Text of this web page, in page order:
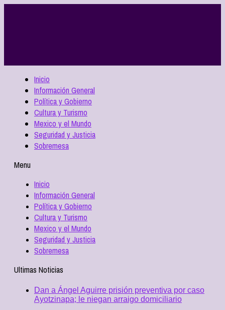
Inicio
Información General
Política y Gobierno
Cultura y Turismo
Mexico y el Mundo
Seguridad y Justicia
Sobremesa
Menu
Inicio
Información General
Política y Gobierno
Cultura y Turismo
Mexico y el Mundo
Seguridad y Justicia
Sobremesa
Ultimas Noticias
Dan a Ángel Aguirre prisión preventiva por caso
Ayotzinapa; le niegan arraigo domiciliario